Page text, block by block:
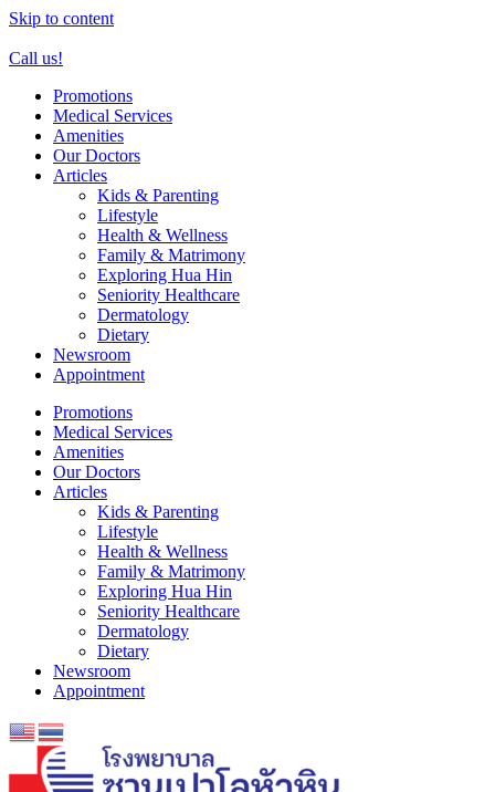
Skip to content
Call us!
Promotions
Medical Services
Amenities
Our Doctors
Articles
Kids & Parenting
Lifestyle
Health & Wellness
Family & Matrimony
Exploring Hua Hin
Seniority Healthcare
Dermatology
Dietary
Newsroom
Appointment
Promotions
Medical Services
Amenities
Our Doctors
Articles
Kids & Parenting
Lifestyle
Health & Wellness
Family & Matrimony
Exploring Hua Hin
Seniority Healthcare
Dermatology
Dietary
Newsroom
Appointment